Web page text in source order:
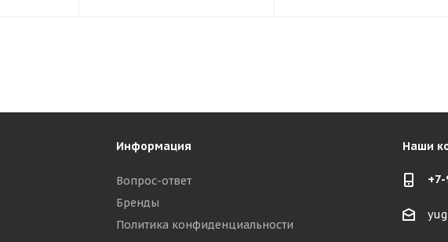
Информация
Вопрос-ответ
Бренды
Политика конфиденциальности
Наши